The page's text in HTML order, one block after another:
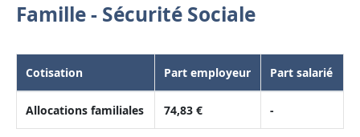
Famille - Sécurité Sociale
Cotisation Part employeur Part salarié
Allocations familiales 74,83 € -